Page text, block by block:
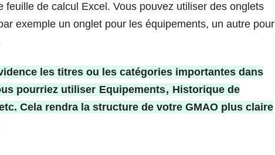
de calcul Excel. Vous pouvez utiliser des onglets
exemple un onglet pour les équipements, un autre pour
les titres ou les catégories importantes dans
pourriez utiliser Equipements, Historique de
Cela rendra la structure de votre GMAO plus claire